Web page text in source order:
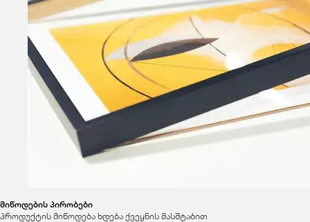
მიწოდების პირობები
პროდუქტის მიწოდება ხდება ქვეყნის მასშტაბით